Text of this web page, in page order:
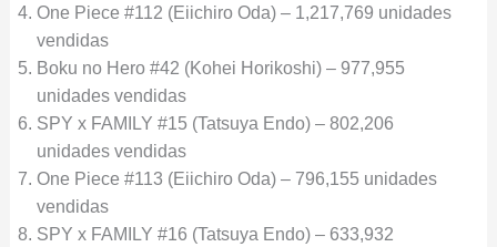
One Piece #112 (Eiichiro Oda) – 1,217,769 unidades
vendidas
Boku no Hero #42 (Kohei Horikoshi) – 977,955
unidades vendidas
SPY x FAMILY #15 (Tatsuya Endo) – 802,206
unidades vendidas
One Piece #113 (Eiichiro Oda) – 796,155 unidades
vendidas
SPY x FAMILY #16 (Tatsuya Endo) – 633,932